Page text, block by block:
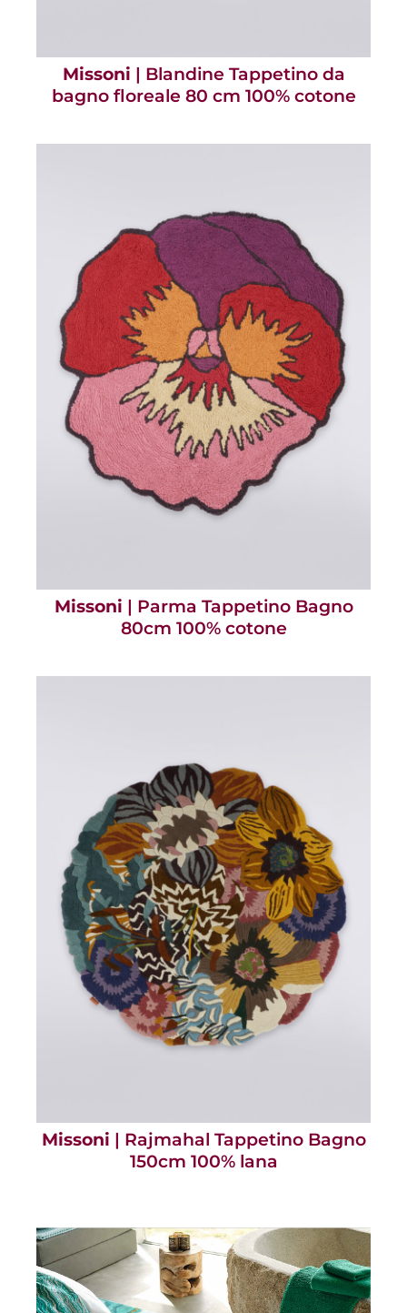
Missoni | Blandine Tappetino da
bagno floreale 80 cm 100% cotone
Missoni | Parma Tappetino Bagno
80cm 100% cotone
Missoni | Rajmahal Tappetino Bagno
150cm 100% lana